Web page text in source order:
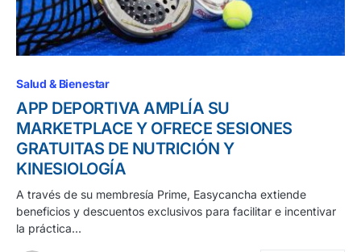
Salud & Bienestar
APP DEPORTIVA AMPLÍA SU
MARKETPLACE Y OFRECE SESIONES
GRATUITAS DE NUTRICIÓN Y
KINESIOLOGÍA
A través de su membresía Prime, Easycancha extiende
beneficios y descuentos exclusivos para facilitar e incentivar
la práctica…